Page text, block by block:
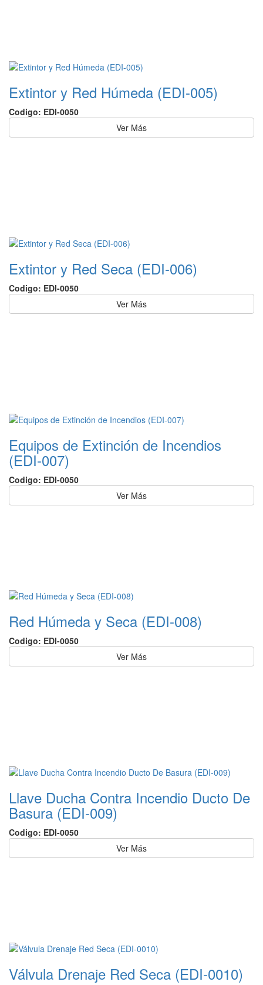
Extintor y Red Húmeda (EDI-005)
Codigo: EDI-0050
Ver Más
Extintor y Red Seca (EDI-006)
Codigo: EDI-0050
Ver Más
Equipos de Extinción de Incendios
(EDI-007)
Codigo: EDI-0050
Ver Más
Red Húmeda y Seca (EDI-008)
Codigo: EDI-0050
Ver Más
Llave Ducha Contra Incendio Ducto De
Basura (EDI-009)
Codigo: EDI-0050
Ver Más
Válvula Drenaje Red Seca (EDI-0010)